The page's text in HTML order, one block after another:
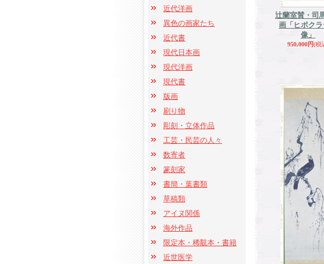
近代洋画
異色の画家たち
近代書
現代日本画
現代洋画
現代書
版画
刷り物
彫刻・立体作品
工芸・民芸の人々
数寄者
篆刻家
書簡・葉書類
草稿類
アイヌ関係
海外作品
限定本・稀覯本・書籍
近世医学
辻蘭室賛・司
画「ヒポクラ
像」
950,000円(税